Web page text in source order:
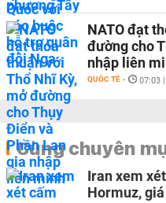
NATO đạt
đường cho
nhập liên
QUỐC TẾ - 07:03
Cùng chuyên
Iran xem
Hormuz,